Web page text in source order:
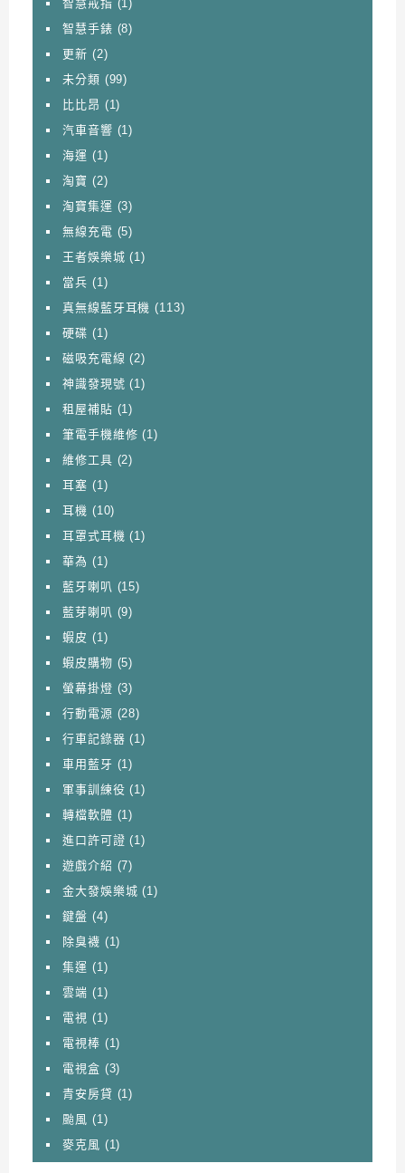
智慧戒指 (1)
智慧手錶 (8)
更新 (2)
未分類 (99)
比比昂 (1)
汽車音響 (1)
海運 (1)
淘寶 (2)
淘寶集運 (3)
無線充電 (5)
王者娛樂城 (1)
當兵 (1)
真無線藍牙耳機 (113)
硬碟 (1)
磁吸充電線 (2)
神識發現號 (1)
租屋補貼 (1)
筆電手機維修 (1)
維修工具 (2)
耳塞 (1)
耳機 (10)
耳罩式耳機 (1)
華為 (1)
藍牙喇叭 (15)
藍芽喇叭 (9)
蝦皮 (1)
蝦皮購物 (5)
螢幕掛燈 (3)
行動電源 (28)
行車記錄器 (1)
車用藍牙 (1)
軍事訓練役 (1)
轉檔軟體 (1)
進口許可證 (1)
遊戲介紹 (7)
金大發娛樂城 (1)
鍵盤 (4)
除臭襪 (1)
集運 (1)
雲端 (1)
電視 (1)
電視棒 (1)
電視盒 (3)
青安房貸 (1)
颱風 (1)
麥克風 (1)